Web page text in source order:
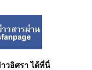
วอิศรา ได้ที่นี่